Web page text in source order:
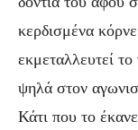
κερδισμένα
εκμεταλλευτεί
ψηλά στον
Κάτι που το